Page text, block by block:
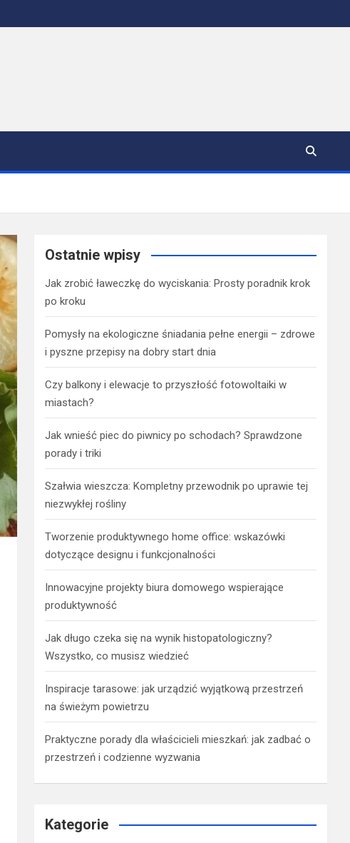
Ostatnie wpisy
Jak zrobić ławeczkę do wyciskania: Prosty poradnik krok
po kroku
Pomysły na ekologiczne śniadania pełne energii – zdrowe
i pyszne przepisy na dobry start dnia
Czy balkony i elewacje to przyszłość fotowoltaiki w
miastach?
Jak wnieść piec do piwnicy po schodach? Sprawdzone
porady i triki
Szałwia wieszcza: Kompletny przewodnik po uprawie tej
niezwykłej rośliny
Tworzenie produktywnego home office: wskazówki
dotyczące designu i funkcjonalności
Innowacyjne projekty biura domowego wspierające
produktywność
Jak długo czeka się na wynik histopatologiczny?
Wszystko, co musisz wiedzieć
Inspiracje tarasowe: jak urządzić wyjątkową przestrzeń
na świeżym powietrzu
Praktyczne porady dla właścicieli mieszkań: jak zadbać o
przestrzeń i codzienne wyzwania
Kategorie